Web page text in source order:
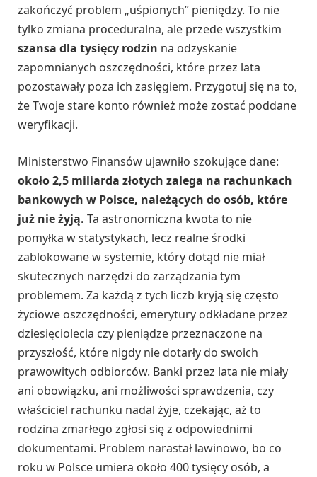
zakończyć problem „uśpionych” pieniędzy. To nie
tylko zmiana proceduralna, ale przede wszystkim
szansa dla tysięcy rodzin na odzyskanie
zapomnianych oszczędności, które przez lata
pozostawały poza ich zasięgiem. Przygotuj się na to,
że Twoje stare konto również może zostać poddane
weryfikacji.
Ministerstwo Finansów ujawniło szokujące dane:
około 2,5 miliarda złotych zalega na rachunkach
bankowych w Polsce, należących do osób, które
już nie żyją. Ta astronomiczna kwota to nie
pomyłka w statystykach, lecz realne środki
zablokowane w systemie, który dotąd nie miał
skutecznych narzędzi do zarządzania tym
problemem. Za każdą z tych liczb kryją się często
życiowe oszczędności, emerytury odkładane przez
dziesięciolecia czy pieniądze przeznaczone na
przyszłość, które nigdy nie dotarły do swoich
prawowitych odbiorców. Banki przez lata nie miały
ani obowiązku, ani możliwości sprawdzenia, czy
właściciel rachunku nadal żyje, czekając, aż to
rodzina zmarłego zgłosi się z odpowiednimi
dokumentami. Problem narastał lawinowo, bo co
roku w Polsce umiera około 400 tysięcy osób, a